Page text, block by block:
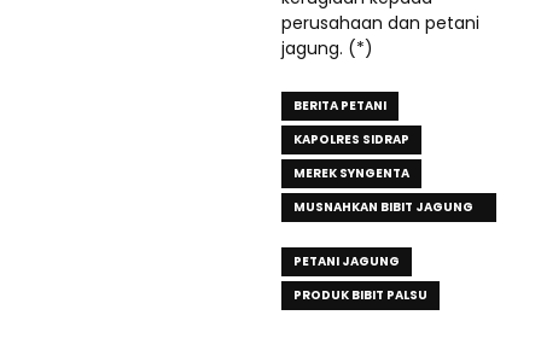
perusahaan dan petani
jagung. (*)
BERITA PETANI
KAPOLRES SIDRAP
MEREK SYNGENTA
MUSNAHKAN BIBIT JAGUNG
PETANI JAGUNG
PRODUK BIBIT PALSU